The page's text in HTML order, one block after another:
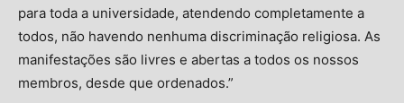
para toda a universidade, atendendo completamente a
todos, não havendo nenhuma discriminação religiosa. As
manifestações são livres e abertas a todos os nossos
membros, desde que ordenados.”